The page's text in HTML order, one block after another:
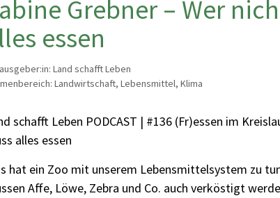
Grebner – Wer
essen
Land schafft Leben
Landwirtschaft, Lebensmittel, Klima
schafft Leben PODCAST | #136 (Fr)essen im
alles essen
hat ein Zoo mit unserem Lebensmittelsystem zu
Affe, Löwe, Zebra und Co. auch verköstigt